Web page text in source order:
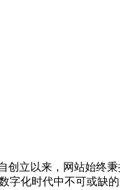
立以来，网站始终
化时代中不可或缺的